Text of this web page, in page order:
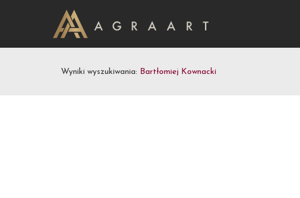
Wyniki wyszukiwania: Bartłomiej Kownacki